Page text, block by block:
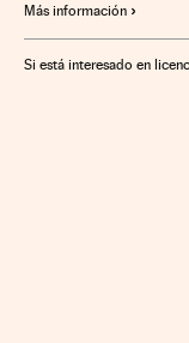
Finanzas Medio
Más información
Si está interesado en